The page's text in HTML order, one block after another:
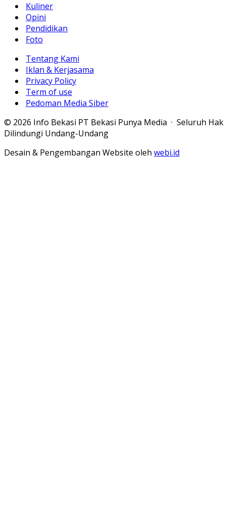
Kuliner
Opini
Pendidikan
Foto
Tentang Kami
Iklan & Kerjasama
Privacy Policy
Term of use
Pedoman Media Siber
© 2026 Info Bekasi PT Bekasi Punya Media · Seluruh Hak
Dilindungi Undang-Undang
Desain & Pengembangan Website oleh webi.id